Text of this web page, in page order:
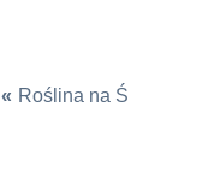
« Roślina na Ś